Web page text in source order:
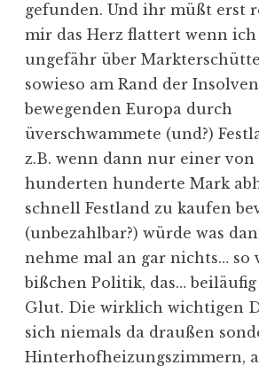
gefunden. Und ihr müßt erst
mir das Herz flattert wenn ich
ungefähr über
sowieso am Rand der
bewegenden Europa durch
üverschwammete (und?)
z.B. wenn dann nur einer von
hunderten hunderte Mark
schnell Festland zu kaufen
(unbezahlbar?) würde was
nehme mal an gar nichts… so
bißchen Politik, das…
Glut. Die wirklich wichtigen
sich niemals da draußen
Hinterhofheizungszimmern,